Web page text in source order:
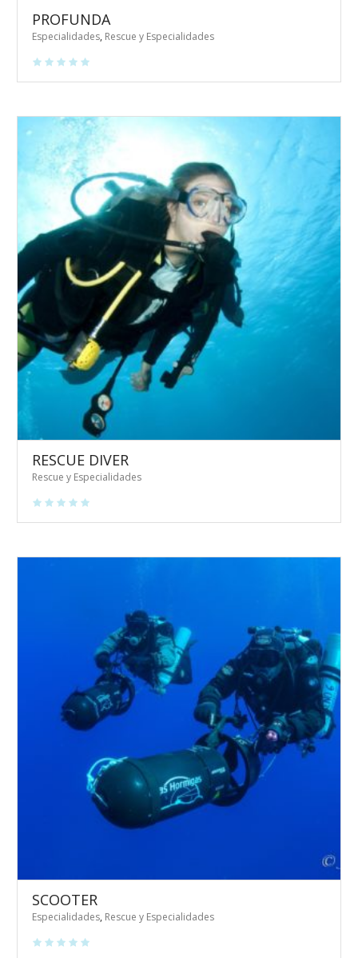
PROFUNDA
Especialidades, Rescue y Especialidades
RESCUE DIVER
Rescue y Especialidades
SCOOTER
Especialidades, Rescue y Especialidades